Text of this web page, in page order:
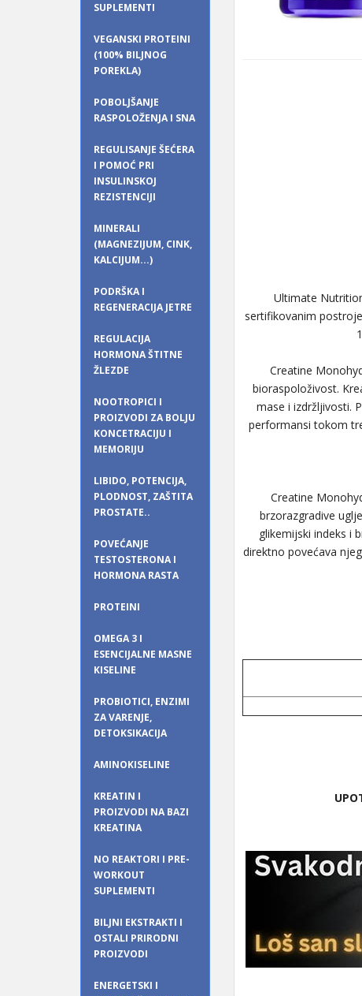
SUPLEMENTI
VEGANSKI PROTEINI
(100% BILJNOG
POREKLA)
POBOLJŠANJE
RASPOLOŽENJA I SNA
REGULISANJE ŠEĆERA
I POMOĆ PRI
INSULINSKOJ
REZISTENCIJI
MINERALI
(MAGNEZIJUM, CINK,
KALCIJUM...)
PODRŠKA I
REGENERACIJA JETRE
REGULACIJA
HORMONA ŠTITNE
ŽLEZDE
NOOTROPICI I
PROIZVODI ZA BOLJU
KONCETRACIJU I
MEMORIJU
LIBIDO, POTENCIJA,
PLODNOST, ZAŠTITA
PROSTATE..
POVEĆANJE
TESTOSTERONA I
HORMONA RASTA
PROTEINI
OMEGA 3 I
ESENCIJALNE MASNE
KISELINE
PROBIOTICI, ENZIMI
ZA VARENJE,
DETOKSIKACIJA
AMINOKISELINE
KREATIN I
PROIZVODI NA BAZI
KREATINA
NO REAKTORI I PRE-
WORKOUT
SUPLEMENTI
BILJNI EKSTRAKTI I
OSTALI PRIRODNI
PROIZVODI
ENERGETSKI I
Ultimate
sertifikovanim
Creatine
bioraspoloživost.
mase i izdržljivosti.
performansi tokom
Creatine
brzorazgradive
glikemijski indeks i
direktno povećava